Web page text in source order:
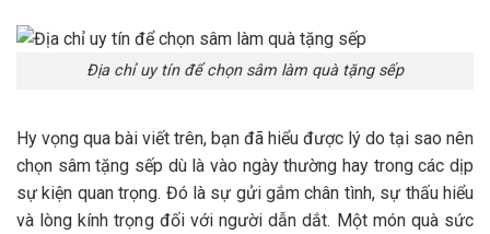
Địa chỉ uy tín để chọn sâm làm quà tặng sếp
Hy vọng qua bài viết trên, bạn đã hiểu được lý do tại sao nên
chọn sâm tặng sếp dù là vào ngày thường hay trong các dịp
sự kiện quan trọng. Đó là sự gửi gắm chân tình, sự thấu hiểu
và lòng kính trọng đối với người dẫn dắt. Một món quà sức